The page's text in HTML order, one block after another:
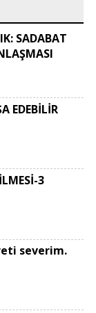
SADABAT
EDEBİLİR
3
severim.